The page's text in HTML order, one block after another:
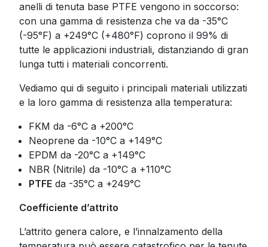
anelli di tenuta base PTFE vengono in soccorso:
con una gamma di resistenza che va da -35°C
(-95°F) a +249°C (+480°F) coprono il 99% di
tutte le applicazioni industriali, distanziando di gran
lunga tutti i materiali concorrenti.
Vediamo qui di seguito i principali materiali utilizzati
e la loro gamma di resistenza alla temperatura:
FKM da -6°C a +200°C
Neoprene da -10°C a +149°C
EPDM da -20°C a +149°C
NBR (Nitrile) da -10°C a +110°C
PTFE da -35°C a +249°C
Coefficiente d’attrito
L’attrito genera calore, e l’innalzamento della